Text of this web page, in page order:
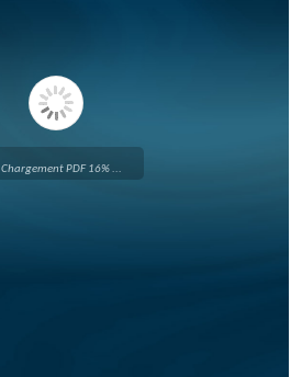
Chargement PDF 16% ...